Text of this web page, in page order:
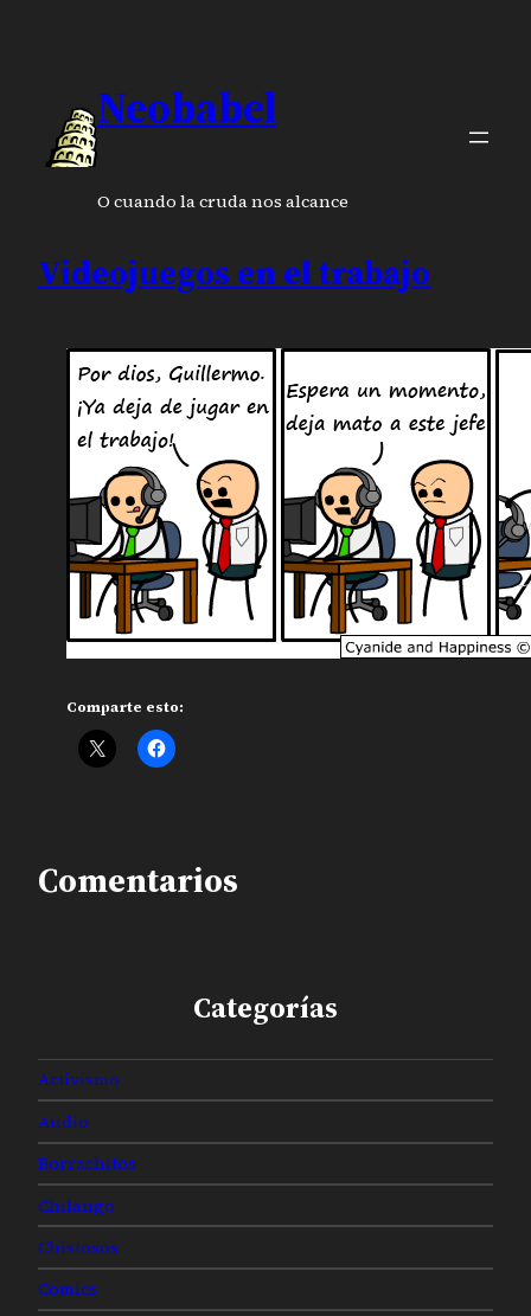
Neobabel
O cuando la cruda nos alcance
Videojuegos en el trabajo
Comparte esto:
Comentarios
Categorías
Activismo
Audio
Borrachitos
Chilango
Chistosos
Comics